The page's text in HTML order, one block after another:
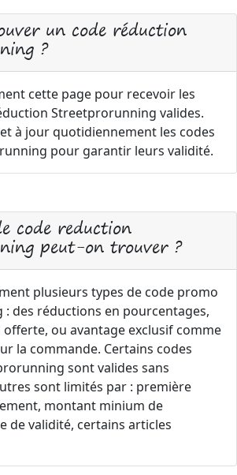
un code réduction
?
cette page pour recevoir les
Streetprorunning valides.
à jour quotidiennement les codes
pour garantir leurs validité.
code reduction
peut-on trouver ?
plusieurs types de code promo
des réductions en pourcentages,
ou avantage exclusif comme
la commande. Certains codes
sont valides sans
sont limités par : première
montant minium de
de validité, certains articles